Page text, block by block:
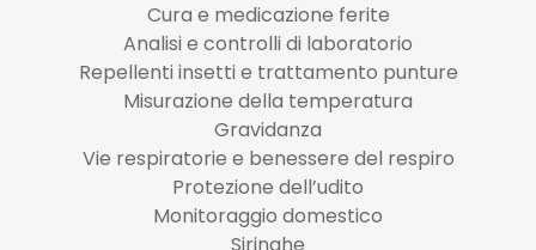
Cura e medicazione ferite
Analisi e controlli di laboratorio
Repellenti insetti e trattamento punture
Misurazione della temperatura
Gravidanza
Vie respiratorie e benessere del respiro
Protezione dell’udito
Monitoraggio domestico